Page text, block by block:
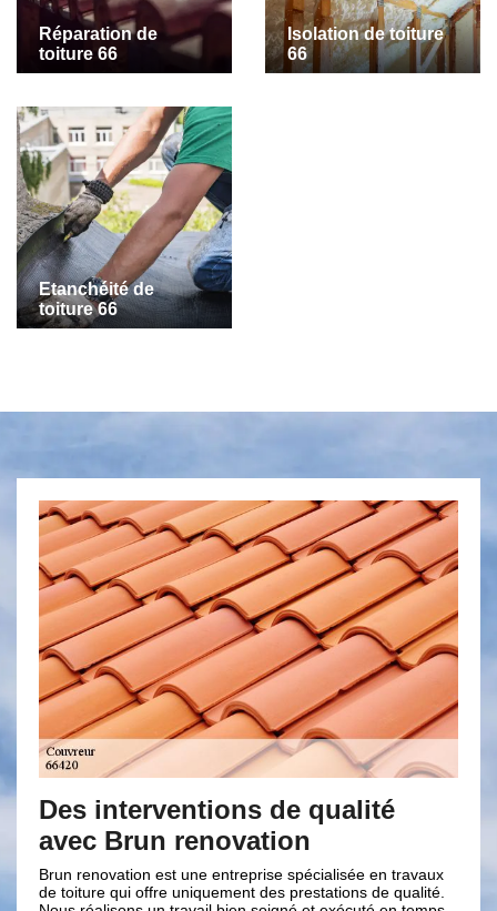
Réparation de
toiture 66
Isolation de toiture
66
Etanchéité de
toiture 66
interventions de qualité
Brun renovation
renovation est une entreprise spécialisée en travaux
qui offre uniquement des prestations de qualité.
Si vous êtes
vous,